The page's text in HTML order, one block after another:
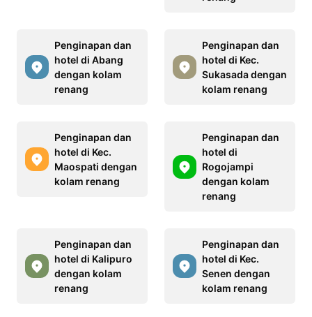
Penginapan dan
hotel di Abang
dengan kolam
renang
Penginapan dan
hotel di Kec.
Sukasada dengan
kolam renang
Penginapan dan
hotel di Kec.
Maospati dengan
kolam renang
Penginapan dan
hotel di
Rogojampi
dengan kolam
renang
Penginapan dan
hotel di Kalipuro
dengan kolam
renang
Penginapan dan
hotel di Kec.
Senen dengan
kolam renang